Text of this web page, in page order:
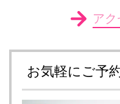
ア
お気軽にご予